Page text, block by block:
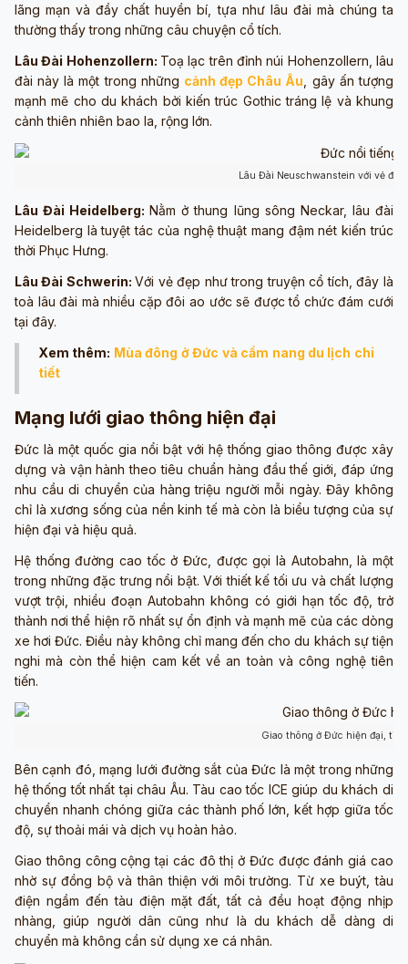
lãng mạn và đầy chất huyền bí, tựa như lâu đài mà chúng ta
thường thấy trong những câu chuyện cổ tích.
Lâu Đài Hohenzollern: Toạ lạc trên đỉnh núi Hohenzollern, lâu
đài này là một trong những cảnh đẹp Châu Âu , gây ấn tượng
mạnh mẽ cho du khách bởi kiến trúc Gothic tráng lệ và khung
cảnh thiên nhiên bao la, rộng lớn.
Lâu Đài Neuschwanstein với vẻ
Lâu Đài Heidelberg:Nằm ở thung lũng sông Neckar, lâu đài
Heidelberg là tuyệt tác của nghệ thuật mang đậm nét kiến trúc
thời Phục Hưng.
Lâu Đài Schwerin:Với vẻ đẹp như trong truyện cổ tích, đây là
toà lâu đài mà nhiều cặp đôi ao ước sẽ được tổ chức đám cưới
tại đây.
Xem thêm: Mùa đông ở Đức và cẩm nang du lịch chi
tiết
Mạng lưới giao thông hiện đại
Đức là một quốc gia nổi bật với hệ thống giao thông được xây
dựng và vận hành theo tiêu chuẩn hàng đầu thế giới, đáp ứng
nhu cầu di chuyển của hàng triệu người mỗi ngày. Đây không
chỉ là xương sống của nền kinh tế mà còn là biểu tượng của sự
hiện đại và hiệu quả.
Hệ thống đường cao tốc ở Đức, được gọi là Autobahn, là một
trong những đặc trưng nổi bật. Với thiết kế tối ưu và chất lượng
vượt trội, nhiều đoạn Autobahn không có giới hạn tốc độ, trở
thành nơi thể hiện rõ nhất sự ổn định và mạnh mẽ của các dòng
xe hơi Đức. Điều này không chỉ mang đến cho du khách sự tiện
nghi mà còn thể hiện cam kết về an toàn và công nghệ tiên
tiến.
Giao thông ở Đức hiện đại,
Bên cạnh đó, mạng lưới đường sắt của Đức là một trong những
hệ thống tốt nhất tại châu Âu. Tàu cao tốc ICE giúp du khách di
chuyển nhanh chóng giữa các thành phố lớn, kết hợp giữa tốc
độ, sự thoải mái và dịch vụ hoàn hảo.
Giao thông công cộng tại các đô thị ở Đức được đánh giá cao
nhờ sự đồng bộ và thân thiện với môi trường. Từ xe buýt, tàu
điện ngầm đến tàu điện mặt đất, tất cả đều hoạt động nhịp
nhàng, giúp người dân cũng như là du khách dễ dàng di
chuyển mà không cần sử dụng xe cá nhân.